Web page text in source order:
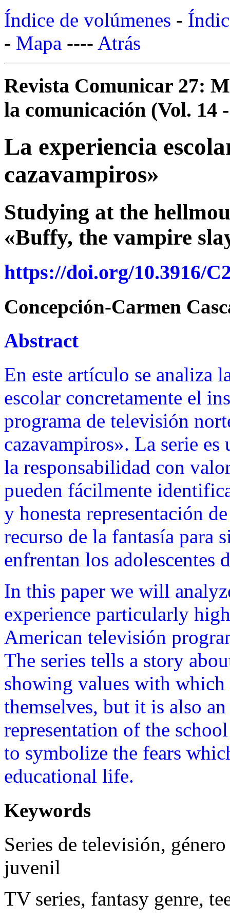
Índice de volúmenes -
- Mapa ---- Atrás
Revista Comunicar 27:
la comunicación (Vol. 14
La experiencia
cazavampiros»
Studying at the
«Buffy, the vampire
https://doi.org/10.3916/
Concepción-Carmen
Abstract
En este artículo se analiza
escolar concretamente el
programa de televisión
cazavampiros». La serie
la responsabilidad con
pueden fácilmente
y honesta representación
recurso de la fantasía para
enfrentan los adolescentes
In this paper we will
experience particularly
American televisión
The series tells a story
showing values with
themselves, but it is also
representation of the
to symbolize the fears
educational life.
Keywords
Series de televisión,
juvenil
TV series, fantasy genre,